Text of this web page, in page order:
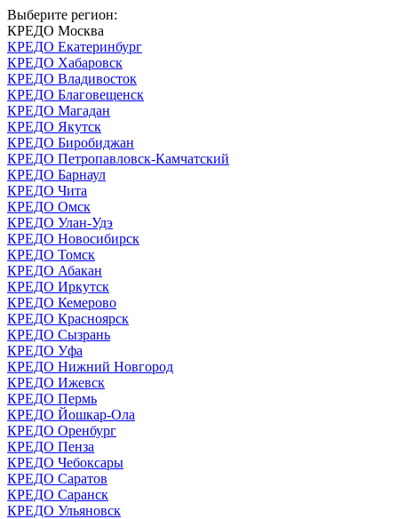
Выберите регион:
КРЕДО Москва
КРЕДО Екатеринбург
КРЕДО Хабаровск
КРЕДО Владивосток
КРЕДО Благовещенск
КРЕДО Магадан
КРЕДО Якутск
КРЕДО Биробиджан
КРЕДО Петропавловск-Камчатский
КРЕДО Барнаул
КРЕДО Чита
КРЕДО Омск
КРЕДО Улан-Удэ
КРЕДО Новосибирск
КРЕДО Томск
КРЕДО Абакан
КРЕДО Иркутск
КРЕДО Кемерово
КРЕДО Красноярск
КРЕДО Сызрань
КРЕДО Уфа
КРЕДО Нижний Новгород
КРЕДО Ижевск
КРЕДО Пермь
КРЕДО Йошкар-Ола
КРЕДО Оренбург
КРЕДО Пенза
КРЕДО Чебоксары
КРЕДО Саратов
КРЕДО Саранск
КРЕДО Ульяновск